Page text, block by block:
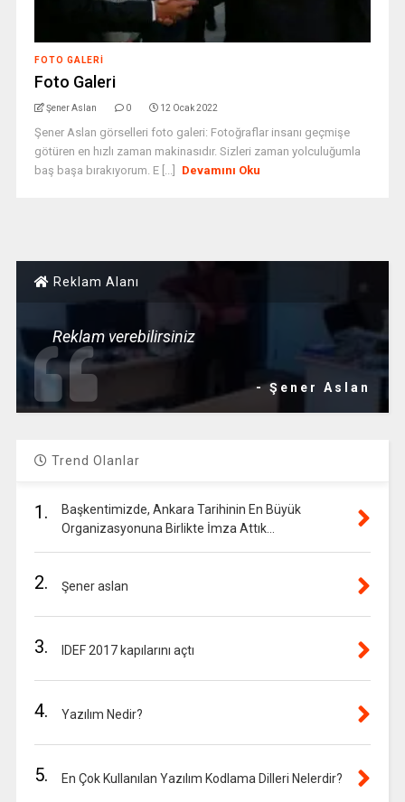
FOTO GALERI
Foto Galeri
Şener Aslan 0 12 Ocak 2022
Şener Aslan görselleri foto galeri: Fotoğraflar insanı geçmişe
götüren en hızlı zaman makinasıdır. Sizleri zaman yolculuğumla
baş başa bırakıyorum. E [...]
Devamını Oku
Reklam Alanı
Reklam verebilirsiniz
- Şener Aslan
Trend Olanlar
1.
Başkentimizde, Ankara Tarihinin En Büyük
Organizasyonuna Birlikte İmza Attık…
2. Şener aslan
3. IDEF 2017 kapılarını açtı
4. Yazılım Nedir?
5. En Çok Kullanılan Yazılım Kodlama Dilleri Nelerdir?